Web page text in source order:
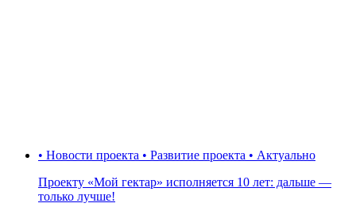
• Новости проекта • Развитие проекта • Актуально
Проекту «Мой гектар» исполняется 10 лет: дальше —
только лучше!